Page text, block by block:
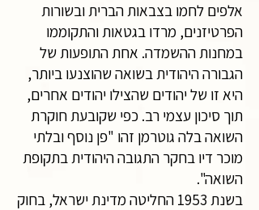
אלפים לחמו בצבאות הברית ובשורות
הפרטיזנים, מרדו בגטאות והתקוממו
במחנות ההשמדה. אחת התופעות של
הגבורה היהודית בשואה שהוצנעו ביותר,
היא זו של יהודים שהצילו יהודים אחרים,
תוך סיכון עצמי רב. כפי שקובעת חוקרת
השואה בלה גוטרמן זהו "פן נוסף ובלתי
מוכר דיו בחקר התגובה היהודית בתקופת
השואה".
בשנת 1953 החליטה מדינת ישראל, בחוק